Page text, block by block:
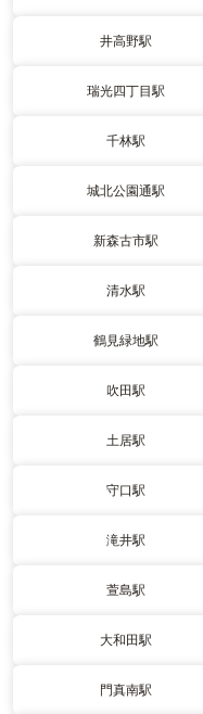
井高野駅
瑞光四丁目駅
千林駅
城北公園通駅
新森古市駅
清水駅
鶴見緑地駅
吹田駅
土居駅
守口駅
滝井駅
萱島駅
大和田駅
門真南駅